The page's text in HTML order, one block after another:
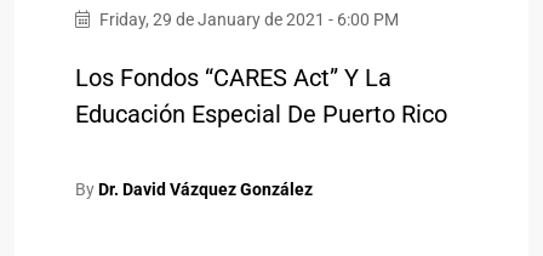
Friday, 29 de January de 2021 - 6:00 PM
Los Fondos “CARES Act” Y La
Educación Especial De Puerto Rico
ByDr. David Vázquez González